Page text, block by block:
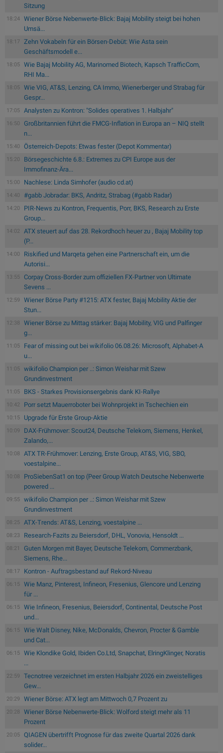
Sitzung
18:24
Wiener Börse Nebenwerte-Blick: Bajaj Mobility steigt bei hohen
Umsä...
18:17
Zehn Vokabeln für ein Börsen-Debüt: Wie Asta sein
Geschäftsmodell e...
18:05
Wie Bajaj Mobility AG, Marinomed Biotech, Kapsch TrafficCom,
RHI Ma...
18:05
Wie VIG, AT&S, Lenzing, CA Immo, Wienerberger und Strabag für
Gespr...
17:05 Analysten zu Kontron: "Solides operatives 1. Halbjahr"
16:50
Großbritannien führt die FMCG-Inflation in Europa an – NIQ stellt
n...
15:40 Österreich-Depots: Etwas fester (Depot Kommentar)
15:20
Börsegeschichte 6.8.: Extremes zu CPI Europe aus der
Immofinanz-Ära...
15:00 Nachlese: Linda Simhofer (audio cd.at)
14:40 #gabb Jobradar: BKS, Andritz, Strabag (#gabb Radar)
14:20
PIR-News zu Kontron, Frequentis, Porr, BKS, Research zu Erste
Group...
14:02
ATX steuert auf das 28. Rekordhoch heuer zu , Bajaj Mobility top
(P...
14:00
Riskified und Marqeta gehen eine Partnerschaft ein, um die
Autorisi...
13:55
Corpay Cross-Border zum offiziellen FX-Partner von Ultimate
Sevens ...
12:59
Wiener Börse Party #1215: ATX fester, Bajaj Mobility Aktie der
Stun...
12:38
Wiener Börse zu Mittag stärker: Bajaj Mobility, VIG und Palfinger
g...
11:05
Fear of missing out bei wikifolio 06.08.26: Microsoft, Alphabet-A
u...
11:05
wikifolio Champion per ..: Simon Weishar mit Szew
Grundinvestment
11:05 BKS - Starkes Provisionsergebnis dank KI-Rallye
10:42 Porr setzt Mauerroboter bei Wohnprojekt in Tschechien ein
10:15 Upgrade für Erste Group-Aktie
10:09
DAX-Frühmover: Scout24, Deutsche Telekom, Siemens, Henkel,
Zalando,...
10:08
ATX TR-Frühmover: Lenzing, Erste Group, AT&S, VIG, SBO,
voestalpine...
10:08
ProSiebenSat1 on top (Peer Group Watch Deutsche Nebenwerte
powered ...
09:55
wikifolio Champion per ..: Simon Weishar mit Szew
Grundinvestment
08:25 ATX-Trends: AT&S, Lenzing, voestalpine ...
08:23 Research-Fazits zu Beiersdorf, DHL, Vonovia, Hensoldt ...
08:21
Guten Morgen mit Bayer, Deutsche Telekom, Commerzbank,
Siemens, Rhe...
08:17 Kontron - Auftragsbestand auf Rekord-Niveau
06:15
Wie Manz, Pinterest, Infineon, Fresenius, Glencore und Lenzing
für ...
06:15
Wie Infineon, Fresenius, Beiersdorf, Continental, Deutsche Post
und...
06:15
Wie Walt Disney, Nike, McDonalds, Chevron, Procter & Gamble
und Cat...
06:15
Wie Klondike Gold, Ibiden Co.Ltd, Snapchat, ElringKlinger, Noratis
...
22:59
Tecnotree verzeichnet im ersten Halbjahr 2026 ein zweistelliges
Gew...
20:29 Wiener Börse: ATX legt am Mittwoch 0,7 Prozent zu
20:28
Wiener Börse Nebenwerte-Blick: Wolford steigt mehr als 11
Prozent
20:05
QIAGEN übertrifft Prognose für das zweite Quartal 2026 dank
solider...